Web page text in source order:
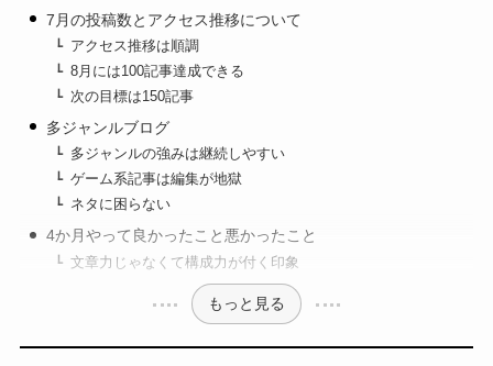
7月の投稿数とアクセス推移について
アクセス推移は順調
8月には100記事達成できる
次の目標は150記事
多ジャンルブログ
多ジャンルの強みは継続しやすい
ゲーム系記事は編集が地獄
ネタに困らない
4か月やって良かったこと悪かったこと
文章力じゃなくて構成力が付く印象
もっと見る